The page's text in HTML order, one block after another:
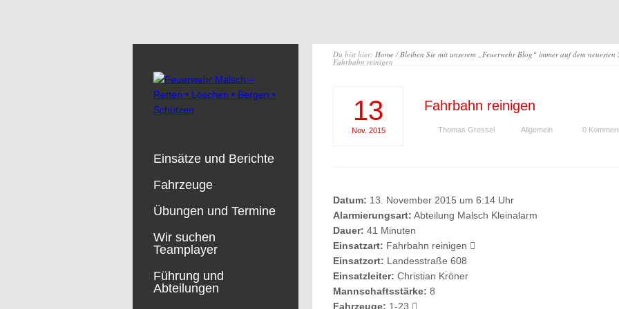
Du bist hier: Home/Bleiben Sie mit unserem „Feuerwehr Blog“ immer auf dem neuesten
Fahrbahn reinigen
13
Nov. 2015
Fahrbahn reinigen
Thomas Gressel Allgemein 0
Datum: 13. November 2015 um 6:14 Uhr
Alarmierungsart: Abteilung Malsch Kleinalarm
Dauer: 41 Minuten
Einsatzart: Fahrbahn reinigen
Einsatzort: Landesstraße 608
Einsatzleiter: Christian Kröner
Mannschaftsstärke: 8
Fahrzeuge: 1-23
Einsätze und Berichte
Fahrzeuge
Übungen und Termine
Wir suchen
Teamplayer
Führung und
Abteilungen